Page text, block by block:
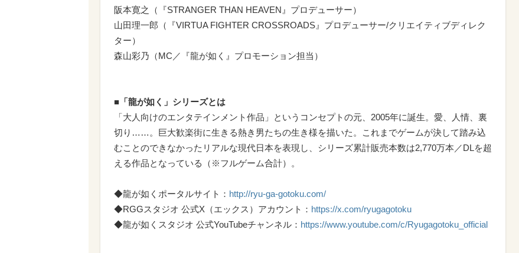
阪本寛之（『STRANGER THAN HEAVEN』プロデューサー）
山田理一郎（『VIRTUA FIGHTER CROSSROADS』プロデューサー/クリエイティブディレク
ター）
森山彩乃（MC／『龍が如く』プロモーション担当）
■「龍が如く」シリーズとは
「大人向けのエンタテインメント作品」というコンセプトの元、2005年に誕生。愛、人情、裏
切り……。巨大歓楽街に生きる熱き男たちの生き様を描いた。これまでゲームが決して踏み込
むことのできなかったリアルな現代日本を表現し、シリーズ累計販売本数は2,770万本／DLを超
える作品となっている（※フルゲーム合計）。
◆龍が如くポータルサイト： http://ryu-ga-gotoku.com/
◆RGGスタジオ 公式X（エックス）アカウント： https://x.com/ryugagotoku
◆龍が如くスタジオ 公式YouTubeチャンネル： https://www.youtube.com/c/Ryugagotoku_official